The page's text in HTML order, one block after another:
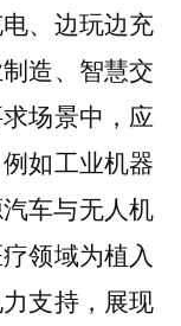
、边玩边充
造、智慧交
场景中，应
如工业机器
车与无人机
领域为植入
支持，展现